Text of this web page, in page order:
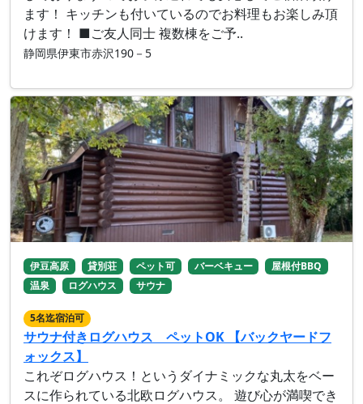
ます！ キッチンも付いているのでお料理もお楽しみ頂
けます！ ■ご友人同士 複数棟をご予..
静岡県伊東市赤沢190－5
伊豆高原 貸別荘 ペット可 バーベキュー
屋根付BBQ
温泉
ログハウス サウナ
5名迄宿泊可
サウナ付きログハウス ペットOK 【バックヤードフ
ォックス】
これぞログハウス！というダイナミックな丸太をベー
スに作られている北欧ログハウス。 遊び心が満喫でき